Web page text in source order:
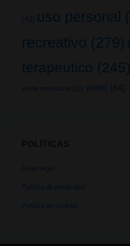
(42) uso personal
recreativo (279)
terapeutico (245)
venta marihuana (32) video (64)
Aviso legal
Política de privacidad
Política de cookies